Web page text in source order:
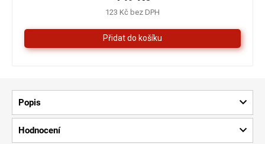
4,3
z
5
hvězdiček.
123 Kč bez DPH
Popis
Hodnocení